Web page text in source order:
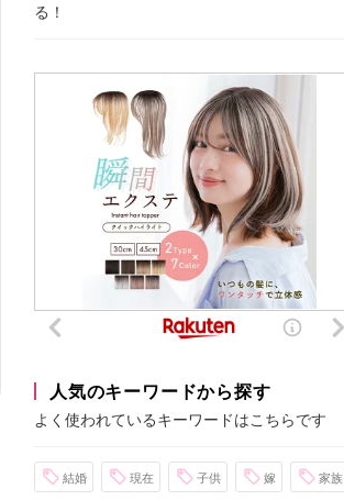
る！
人気のキーワードから探す
よく使われているキーワードはこちらです
結婚 現在 子供 嫁 家族